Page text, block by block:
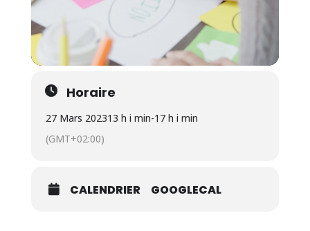
Horaire
27 Mars 202313 h i min-17 h i min
(GMT+02:00)
CALENDRIER GOOGLECAL